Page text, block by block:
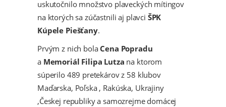
uskutočnilo množstvo plaveckých mítingov
na ktorých sa zúčastnili aj plavci ŠPK
Kúpele Piešťany.
Prvým z nich bola Cena Popradu
a Memoriál Filipa Lutza na ktorom
súperilo 489 pretekárov z 58 klubov
Maďarska, Poľska , Rakúska, Ukrajiny
,Českej republiky a samozrejme domácej